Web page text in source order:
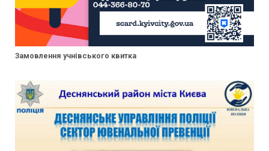
Замовлення учнівського квитка